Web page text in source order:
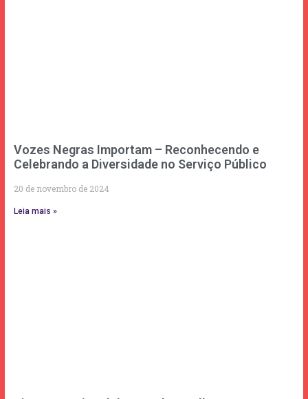
Vozes Negras Importam – Reconhecendo e
Celebrando a Diversidade no Serviço Público
20 de novembro de 2024
Leia mais »